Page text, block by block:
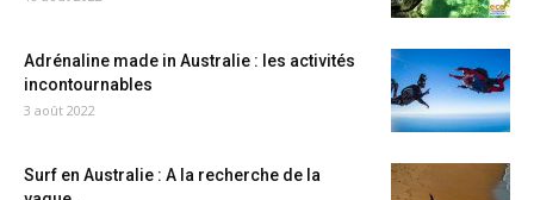
Adrénaline made in Australie : les activités
incontournables
3 août 2022
Surf en Australie : A la recherche de la